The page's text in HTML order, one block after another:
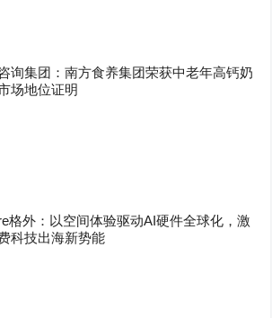
询集团：南方食养集团荣获中老年高钙奶
场地位证明
格外：以空间体验驱动AI硬件全球化，激
科技出海新势能